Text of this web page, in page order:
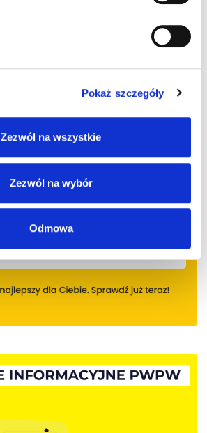
Pokaż szczegóły
Zezwól na wszystkie
Zezwól na wybór
Odmowa